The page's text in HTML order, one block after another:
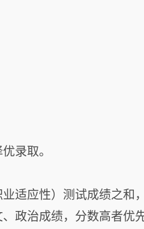
录取。
适应性）测试成绩之
政治成绩，分数高者优